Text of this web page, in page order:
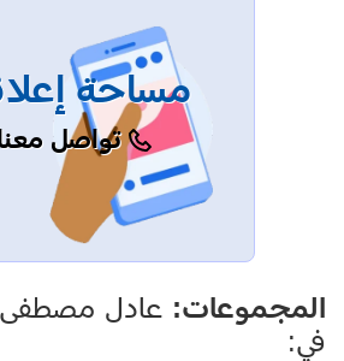
مساحة
تواصل
المجموعات: عادل مصطفى
في: